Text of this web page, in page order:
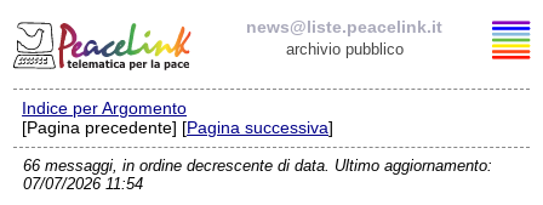
news@liste.peacelink.it
archivio pubblico
Elenco delle liste
news@liste.peacelink.it
Indice per Argomento
[Pagina precedente] [Pagina successiva]
66 messaggi, in ordine decrescente di data. Ultimo aggiornamento:
07/07/2026 11:54